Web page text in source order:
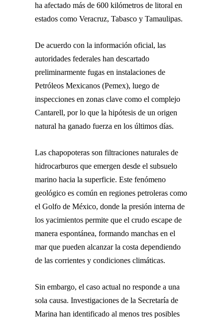
ha afectado más de 600 kilómetros de litoral en
estados como Veracruz, Tabasco y Tamaulipas.
De acuerdo con la información oficial, las
autoridades federales han descartado
preliminarmente fugas en instalaciones de
Petróleos Mexicanos (Pemex), luego de
inspecciones en zonas clave como el complejo
Cantarell, por lo que la hipótesis de un origen
natural ha ganado fuerza en los últimos días.
Las chapopoteras son filtraciones naturales de
hidrocarburos que emergen desde el subsuelo
marino hacia la superficie. Este fenómeno
geológico es común en regiones petroleras como
el Golfo de México, donde la presión interna de
los yacimientos permite que el crudo escape de
manera espontánea, formando manchas en el
mar que pueden alcanzar la costa dependiendo
de las corrientes y condiciones climáticas.
Sin embargo, el caso actual no responde a una
sola causa. Investigaciones de la Secretaría de
Marina han identificado al menos tres posibles